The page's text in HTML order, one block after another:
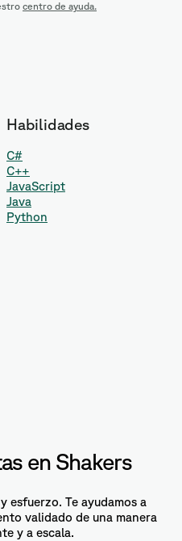
centro de ayuda.
Habilidades
C#
C++
JavaScript
Java
Python
en Shakers
esfuerzo. Te ayudamos a
validado de una manera
y a escala.